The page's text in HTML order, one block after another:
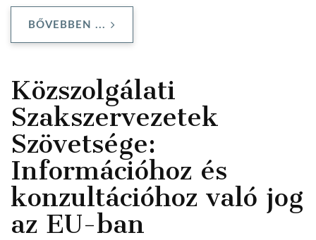
BŐVEBBEN ...
Közszolgálati
Szakszervezetek
Szövetsége:
Információhoz és
konzultációhoz való jog
az EU-ban